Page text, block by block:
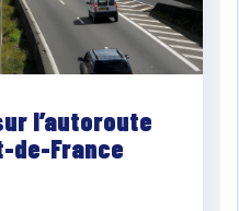
l’autoroute
de-France